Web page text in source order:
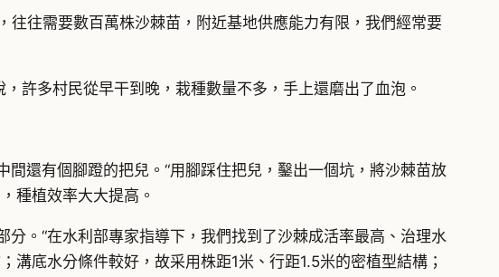
往往需要數百萬株沙棘苗，附近基地供應能力有限，我們經常要
許多村民從早干到晚，栽種數量不多，手上還磨出了血泡。
還有個腳蹬的把兒。“用腳踩住把兒，鑿出一個坑，將沙棘苗放
種植效率大大提高。
。“在水利部專家指導下，我們找到了沙棘成活率最高、治理水
底水分條件較好，故采用株距1米、行距1.5米的密植型結構；